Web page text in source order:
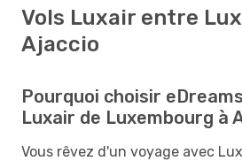
Vols Luxair entre
Ajaccio
Pourquoi choisir
Luxair de Luxembourg à
Vous rêvez d'un voyage avec